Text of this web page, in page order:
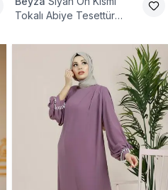
Tokalı Abiye Tesettür